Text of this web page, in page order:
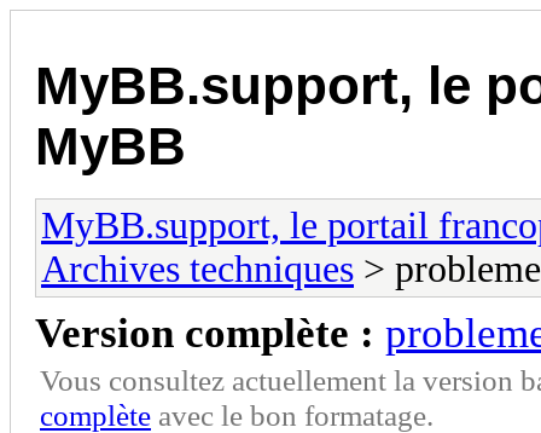
MyBB.support, le
MyBB
MyBB.support, le portail
Archives techniques >
Version complète :
Vous consultez actuellement la version
complète avec le bon formatage.